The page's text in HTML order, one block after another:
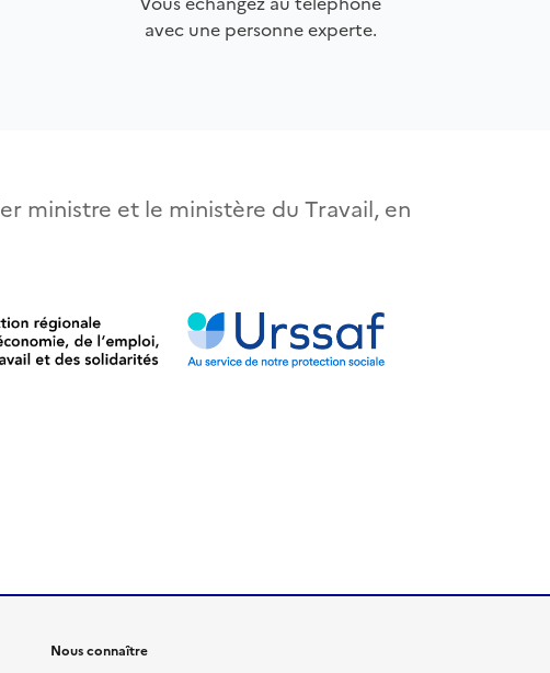
avec une personne experte.
ministre et le ministère du Travail, en
Nous connaître